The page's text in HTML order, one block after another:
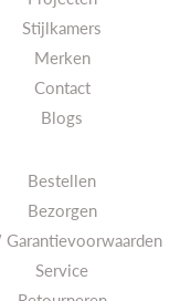
Stijlkamers
Merken
Contact
Blogs
Bestellen
Bezorgen
Garantievoorwaarden
Service